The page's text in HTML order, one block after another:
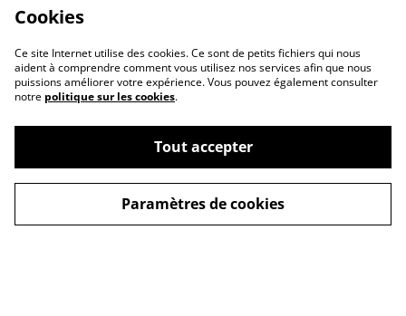
CGV
Politique de
confidentialité
Cookies
Ce site Internet utilise des cookies. Ce sont de petits fichiers qui nous
aident à comprendre comment vous utilisez nos services afin que nous
puissions améliorer votre expérience. Vous pouvez également consulter
notre politique sur les cookies.
Tout accepter
Paramètres de cookies